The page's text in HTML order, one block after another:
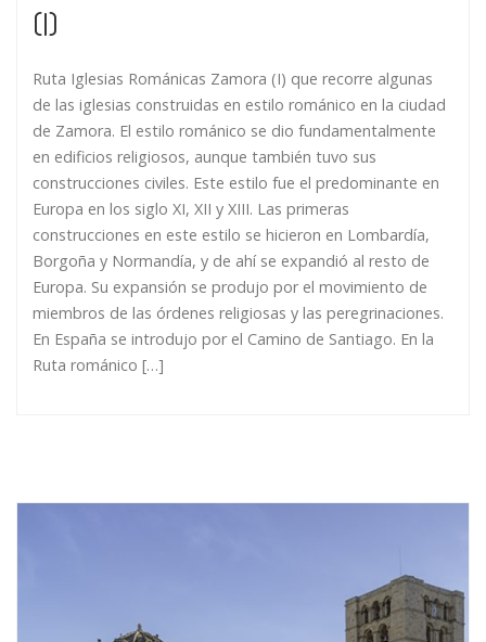
(I)
Ruta Iglesias Románicas Zamora (I) que recorre algunas
de las iglesias construidas en estilo románico en la ciudad
de Zamora. El estilo románico se dio fundamentalmente
en edificios religiosos, aunque también tuvo sus
construcciones civiles. Este estilo fue el predominante en
Europa en los siglo XI, XII y XIII. Las primeras
construcciones en este estilo se hicieron en Lombardía,
Borgoña y Normandía, y de ahí se expandió al resto de
Europa. Su expansión se produjo por el movimiento de
miembros de las órdenes religiosas y las peregrinaciones.
En España se introdujo por el Camino de Santiago. En la
Ruta románico […]